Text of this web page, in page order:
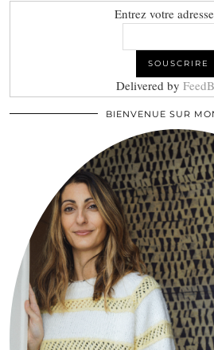
Entrez votre
Delivered by
BIENVENUE SUR